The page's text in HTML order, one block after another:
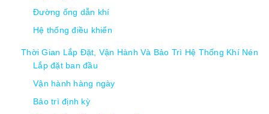
Đường ống dẫn khí
Hệ thống điều khiển
Thời Gian Lắp Đặt, Vận Hành Và Bảo Trì Hệ Thống Khí Nén
Lắp đặt ban đầu
Vận hành hàng ngày
Bảo trì định kỳ